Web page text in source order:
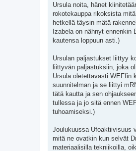
Ursula noita, hänet
rokotekauppa rikoksista
hetkellä täysin mätä
Izabela on nähnyt ennenkin
kautensa loppuun asti.)
Ursulan paljastukset liittyy
liittyvän paljastuksiin, joka
Ursula oletettavasti WEFfin
suunnitelman ja se liittyi
tätä kautta ja sen
tullessa ja jo sitä ennen
tuhoamiseksi.)
Joulukuussa Ufoaktiivisuus
mitä ne ovatkin kun selvät
materiaalisilla tekniikoilla,